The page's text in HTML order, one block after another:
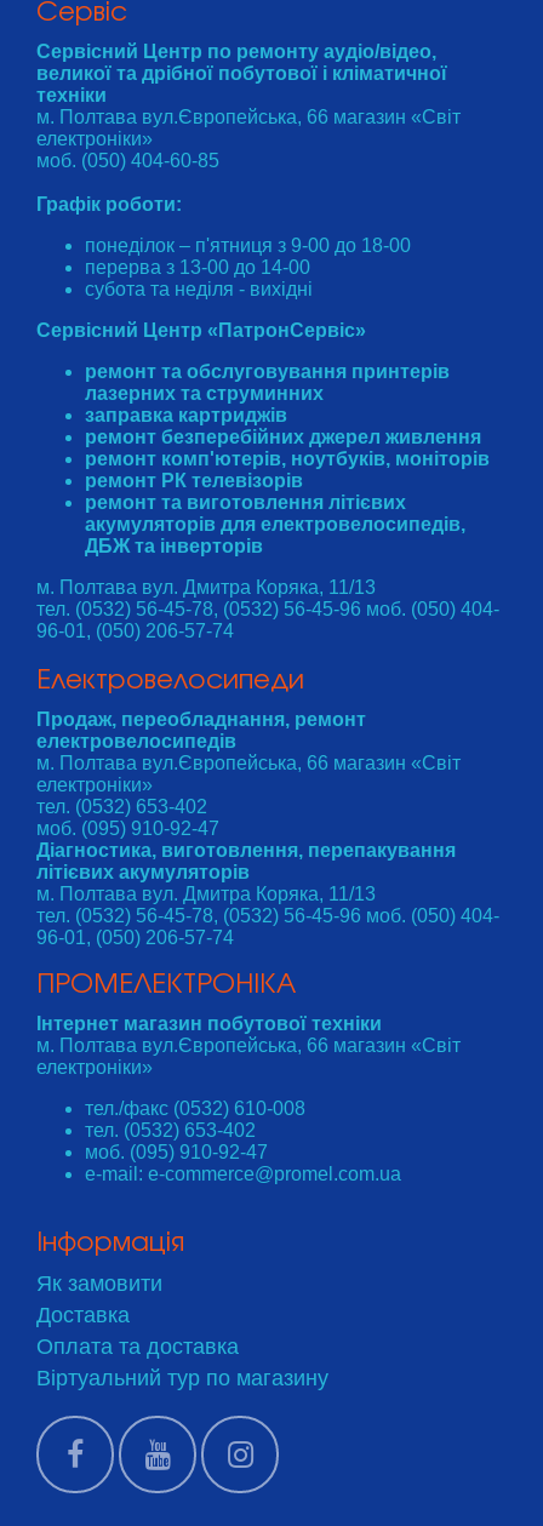
Інформація
Як замовити
Доставка
Оплата та доставка
Віртуальний тур по магазину
Cервіс
Сервісний Центр по ремонту аудіо/відео,
великої та дрібної побутової і кліматичної
техніки
м. Полтава вул.Європейська, 66 магазин «Світ
електроніки»
моб. (050) 404-60-85
Графік роботи:
понеділок – п'ятниця з 9-00 до 18-00
перерва з 13-00 до 14-00
субота та неділя - вихідні
Сервісний Центр «ПатронСервіс»
ремонт та обслуговування принтерів
лазерних та струминних
заправка картриджів
ремонт безперебійних джерел живлення
ремонт комп'ютерів, ноутбуків, моніторів
ремонт РК телевізорів
ремонт та виготовлення літієвих
акумуляторів для електровелосипедів,
ДБЖ та інверторів
м. Полтава вул. Дмитра Коряка, 11/13
тел. (0532) 56-45-78, (0532) 56-45-96 моб. (050) 404-
96-01, (050) 206-57-74
Електровелосипеди
Продаж, переобладнання, ремонт
електровелосипедів
м. Полтава вул.Європейська, 66 магазин «Світ
електроніки»
тел. (0532) 653-402
моб. (095) 910-92-47
Діагностика, виготовлення, перепакування
літієвих акумуляторів
м. Полтава вул. Дмитра Коряка, 11/13
тел. (0532) 56-45-78, (0532) 56-45-96 моб. (050) 404-
96-01, (050) 206-57-74
ПРОМЕЛЕКТРОНІКА
Інтернет магазин побутової техніки
м. Полтава вул.Європейська, 66 магазин «Світ
електроніки»
тел./факс (0532) 610-008
тел. (0532) 653-402
моб. (095) 910-92-47
e-mail: e-commerce@promel.com.ua